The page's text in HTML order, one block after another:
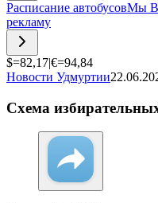
Расписание автобусовМы
рекламу
$=82,17|€=94,84
Новости Удмуртии
Схема